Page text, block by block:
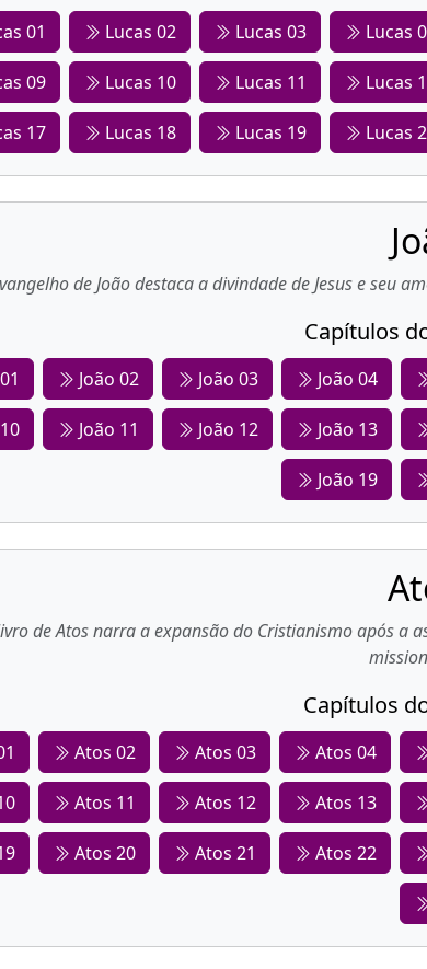
01 Lucas 02 Lucas 03 Lucas
09 Lucas 10 Lucas 11 Lucas
17 Lucas 18 Lucas 19 Lucas
de João destaca a divindade de Jesus e seu
Capítulos
João 02 João 03 João 04
João 11 João 12 João 13
João 19
de Atos narra a expansão do Cristianismo após a
Capítulos
Atos 02 Atos 03 Atos 04
Atos 11 Atos 12 Atos 13
Atos 20 Atos 21 Atos 22